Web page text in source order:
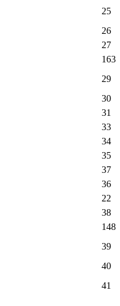
25
26
27
163
29
30
31
33
34
35
37
36
22
38
148
39
40
41